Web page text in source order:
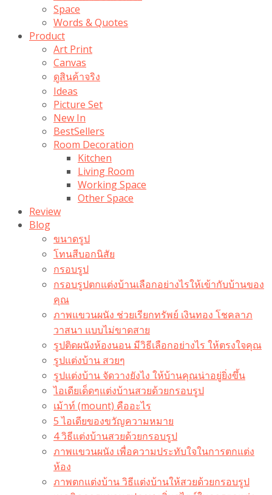
Space
Words & Quotes
Product
Art Print
Canvas
ดูสินค้าจริง
Ideas
Picture Set
New In
BestSellers
Room Decoration
Kitchen
Living Room
Working Space
Other Space
Review
Blog
ขนาดรูป
โทนสีบอกนิสัย
กรอบรูป
กรอบรูปตกแต่งบ้านเลือกอย่างไรให้เข้ากับบ้านของ
คุณ
ภาพแขวนผนัง ช่วยเรียกทรัพย์ เงินทอง โชคลาภ
วาสนา แบบไม่ขาดสาย
รูปติดผนังห้องนอน มีวิธีเลือกอย่างไร ให้ตรงใจคุณ
รูปแต่งบ้าน สวยๆ
รูปแต่งบ้าน จัดวางยังไง ให้บ้านคุณน่าอยู่ยิ่งขึ้น
ไอเดียเด็ดๆแต่งบ้านสวยด้วยกรอบรูป
เม้าท์ (mount) คืออะไร​
5 ไอเดียของขวัญความหมาย
4 วิธีแต่งบ้านสวยด้วยกรอบรูป
ภาพแขวนผนัง เพื่อความประทับใจในการตกแต่ง
ห้อง
ภาพตกแต่งบ้าน วิธีแต่งบ้านให้สวยด้วยกรอบรูป